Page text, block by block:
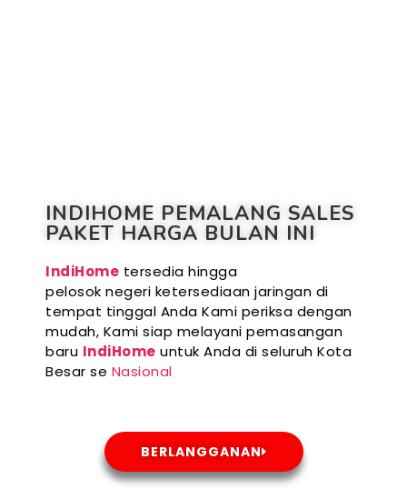
INDIHOME PEMALANG SALES
PAKET HARGA BULAN INI
IndiHome tersedia hingga
pelosok negeri ketersediaan jaringan di
tempat tinggal Anda Kami periksa dengan
mudah, Kami siap melayani pemasangan
baru IndiHome untuk Anda di seluruh Kota
Besar se Nasional
BERLANGGANAN